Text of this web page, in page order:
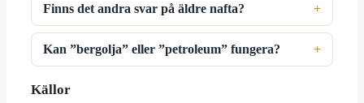
Finns det andra svar på äldre nafta?
Kan ”bergolja” eller ”petroleum” fungera?
Källor